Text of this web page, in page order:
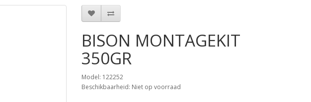
BISON MONTAGEKIT
350GR
Model: 122252
Beschikbaarheid: Niet op voorraad